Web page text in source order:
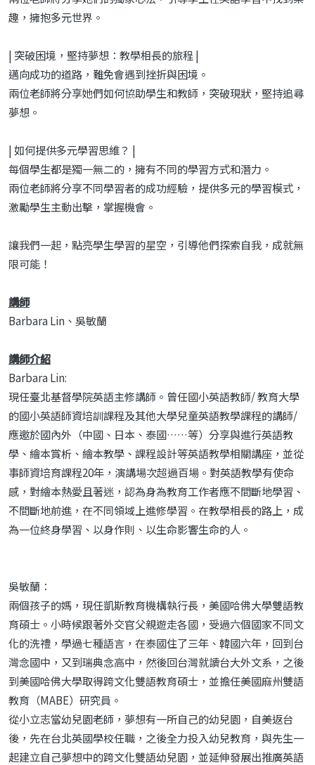
趣，擁抱多元世界。
| 突破困境，堅持夢想：教學相長的旅程 |
邁向成功的道路，難免會遇到挫折與困境。
兩位老師將分享她們如何協助學生和教師，突破現狀，堅持追尋
夢想。
| 如何提供多元學習思維？ |
每個學生都是獨一無二的，擁有不同的學習方式和潛力。
兩位老師將分享不同學習者的成功經驗，提供多元的學習模式，
激勵學生主動出擊，掌握機會。
讓我們一起，點亮學生學習的星空，引導他們探索自我，成就無
限可能！
講師
Barbara Lin、吳敏蘭
講師介紹
Barbara Lin:
現任臺北基督學院英語主修講師。曾任國小英語教師/ 教育大學
的國小英語師資培訓課程及其他大學兒童英語教學課程的講師/
應邀於國內外（中國、日本、泰國……等）分享與進行英語教
學、繪本賞析、繪本教學、課程設計等英語教學相關講座，並從
事師資培育課程20年，演講場次超過百場。對英語教學有使命
感，對繪本熱愛且著迷，認為身為教育工作者應不間斷地學習、
不間斷地前進，在不同領域上進修學習。在教學相長的路上，成
為一位終身學習、以身作則、以生命影響生命的人。
吳敏蘭：
兩個孩子的媽，現任凱斯教育機構執行長，美國哈佛大學雙語教
育碩士。小時候跟著外交官父親遊走各國，受過六個國家不同文
化的洗禮，學過七種語言，在泰國住了三年、韓國六年，回到台
灣念國中，又到瑞典念高中，然後回台灣就讀台大外文系，之後
到美國哈佛大學取得跨文化雙語教育碩士，並擔任美國麻州雙語
教育（MABE）研究員。
從小立志當幼兒園老師，夢想有一所自己的幼兒園，自美返台
後，先在台北英國學校任職，之後全力投入幼兒教育，與先生一
起建立自己夢想中的跨文化雙語幼兒園，並延伸發展出推廣英語